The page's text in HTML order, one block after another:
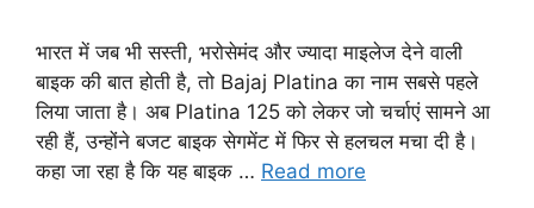
भारत में जब भी सस्ती, भरोसेमंद और ज्यादा माइलेज देने वाली
बाइक की बात होती है, तो Bajaj Platina का नाम सबसे पहले
लिया जाता है। अब Platina 125 को लेकर जो चर्चाएं सामने आ
रही हैं, उन्होंने बजट बाइक सेगमेंट में फिर से हलचल मचा दी है।
कहा जा रहा है कि यह बाइक … Read more